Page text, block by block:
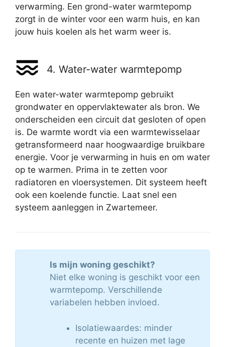
verwarming. Een grond-water warmtepomp
zorgt in de winter voor een warm huis, en kan
jouw huis koelen als het warm weer is.
4. Water-water warmtepomp
Een water-water warmtepomp gebruikt
grondwater en oppervlaktewater als bron. We
onderscheiden een circuit dat gesloten of open
is. De warmte wordt via een warmtewisselaar
getransformeerd naar hoogwaardige bruikbare
energie. Voor je verwarming in huis en om water
op te warmen. Prima in te zetten voor
radiatoren en vloersystemen. Dit systeem heeft
ook een koelende functie. Laat snel een
systeem aanleggen in Zwartemeer.
Is mijn woning geschikt?
Niet elke woning is geschikt voor een
warmtepomp. Verschillende
variabelen hebben invloed.
Isolatiewaardes: minder
recente en huizen met lage